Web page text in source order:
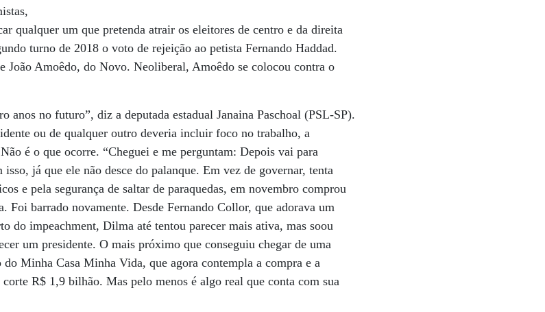
qualquer um que pretenda atrair os eleitores de centro e da direita
turno de 2018 o voto de rejeição ao petista Fernando Haddad.
João Amoêdo, do Novo. Neoliberal, Amoêdo se colocou contra o
anos no futuro”, diz a deputada estadual Janaina Paschoal (PSL-SP).
ou de qualquer outro deveria incluir foco no trabalho, a
é o que ocorre. “Cheguei e me perguntam: Depois vai para
já que ele não desce do palanque. Em vez de governar, tenta
e pela segurança de saltar de paraquedas, em novembro comprou
Foi barrado novamente. Desde Fernando Collor, que adorava um
do impeachment, Dilma até tentou parecer mais ativa, mas soou
um presidente. O mais próximo que conseguiu chegar de uma
Minha Casa Minha Vida, que agora contempla a compra e a
R$ 1,9 bilhão. Mas pelo menos é algo real que conta com sua